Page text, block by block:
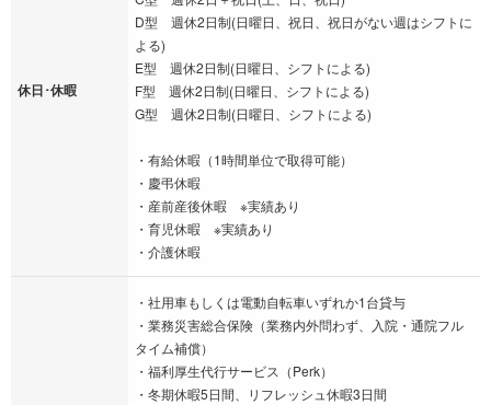
休日･休暇
D型 週休2日制(日曜日、祝日、祝日がない週はシフトに
よる)
E型 週休2日制(日曜日、シフトによる)
F型 週休2日制(日曜日、シフトによる)
G型 週休2日制(日曜日、シフトによる)
・有給休暇（1時間単位で取得可能）
・慶弔休暇
・産前産後休暇 ※実績あり
・育児休暇 ※実績あり
・介護休暇
・社用車もしくは電動自転車いずれか1台貸与
・業務災害総合保険（業務内外問わず、入院・通院フル
タイム補償）
・福利厚生代行サービス（Perk）
・冬期休暇5日間、リフレッシュ休暇3日間